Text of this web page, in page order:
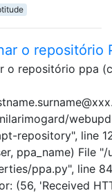
o repositório
o repositório ppa
repository", line
ppa_name) File
ppa.py", line
(56, 'Received